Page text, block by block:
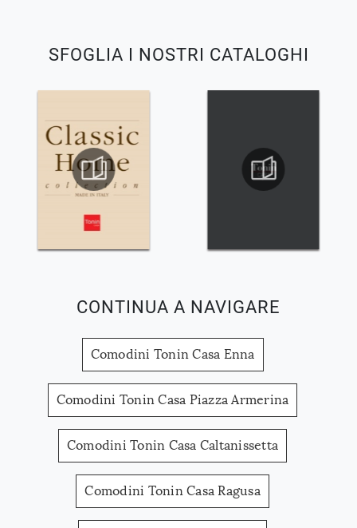
SFOGLIA I NOSTRI CATALOGHI
CONTINUA A NAVIGARE
Comodini Tonin Casa Enna
Comodini Tonin Casa Piazza Armerina
Comodini Tonin Casa Caltanissetta
Comodini Tonin Casa Ragusa